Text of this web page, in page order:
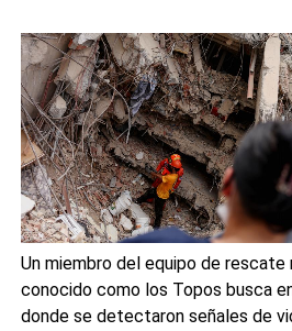
Un miembro del equipo de rescate
conocido como los Topos busca
donde se detectaron señales de